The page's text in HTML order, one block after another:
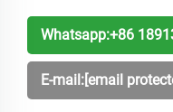
Whatsapp:+86
E-mail:[email